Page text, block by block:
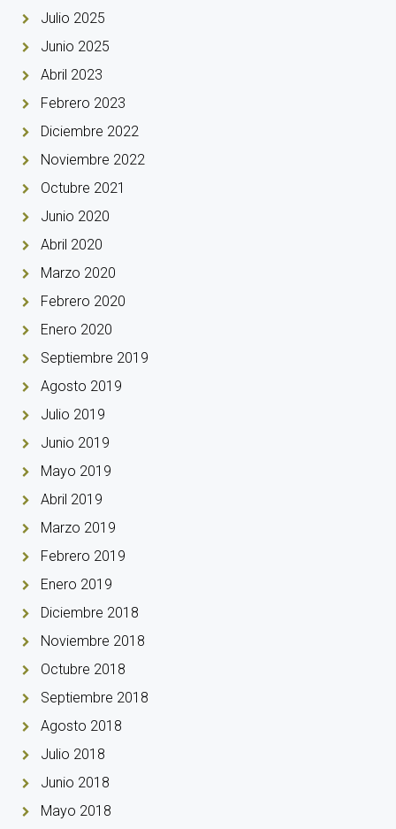
Julio 2025
Junio 2025
Abril 2023
Febrero 2023
Diciembre 2022
Noviembre 2022
Octubre 2021
Junio 2020
Abril 2020
Marzo 2020
Febrero 2020
Enero 2020
Septiembre 2019
Agosto 2019
Julio 2019
Junio 2019
Mayo 2019
Abril 2019
Marzo 2019
Febrero 2019
Enero 2019
Diciembre 2018
Noviembre 2018
Octubre 2018
Septiembre 2018
Agosto 2018
Julio 2018
Junio 2018
Mayo 2018